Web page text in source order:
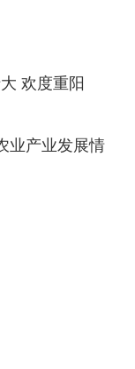
欢度重阳
业产业发展情